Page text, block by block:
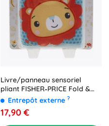
Livre/panneau sensoriel
pliant FISHER‑PRICE Fold &
Play pour bébés
Entrepôt externe ?
17,90 €